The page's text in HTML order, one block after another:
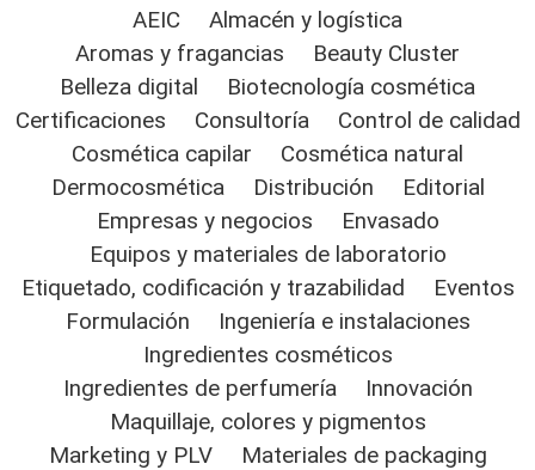
AEIC
Almacén y logística
Aromas y fragancias
Beauty Cluster
Belleza digital
Biotecnología cosmética
Certificaciones
Consultoría
Control de calidad
Cosmética capilar
Cosmética natural
Dermocosmética
Distribución
Editorial
Empresas y negocios
Envasado
Equipos y materiales de laboratorio
Etiquetado, codificación y trazabilidad
Eventos
Formulación
Ingeniería e instalaciones
Ingredientes cosméticos
Ingredientes de perfumería
Innovación
Maquillaje, colores y pigmentos
Marketing y PLV
Materiales de packaging